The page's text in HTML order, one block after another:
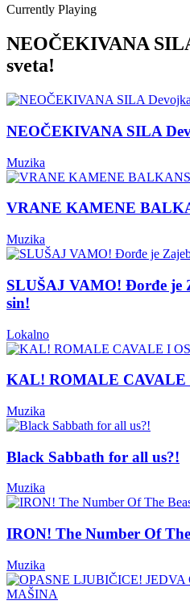
Currently Playing
NEOČEKIVANA
sveta!
NEOČEKIVANA SILA
Muzika
VRANE KAMENE
Muzika
SLUŠAJ VAMO! Đorđe je
sin!
Lokalno
KAL! ROMALE CAVALE
Muzika
Black Sabbath for all us?!
Muzika
IRON! The Number Of
Muzika